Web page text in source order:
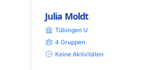
Julia Moldt
Tübingen U
4 Gruppen
Keine Aktivitäten